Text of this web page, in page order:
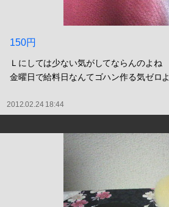
150円
Ｌにしては少ない気がしてならんのよね
金曜日で給料日なんてゴハン作る気ゼロよ
2012.02.24 18:44